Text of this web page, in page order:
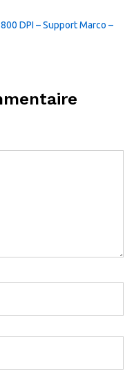
DPI – Support Marco –